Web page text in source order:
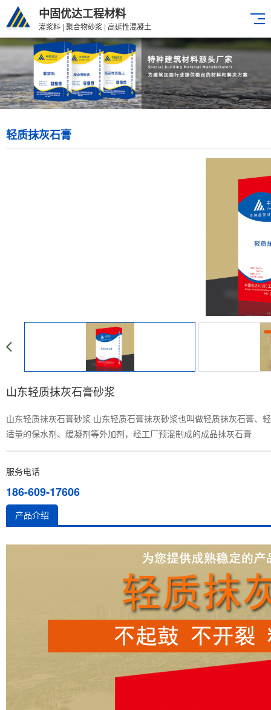
中固优达工程材料
灌浆料 | 聚合物砂浆 | 高延性混凝土
轻质抹灰石膏
山东轻质抹灰石膏砂浆
山东轻质抹灰石膏砂浆 山东轻质石膏抹灰砂浆也叫做轻质抹灰石膏
适量的保水剂、缓凝剂等外加剂，经工厂预混制成的成品抹灰石膏
服务电话
186-609-17606
产品介绍